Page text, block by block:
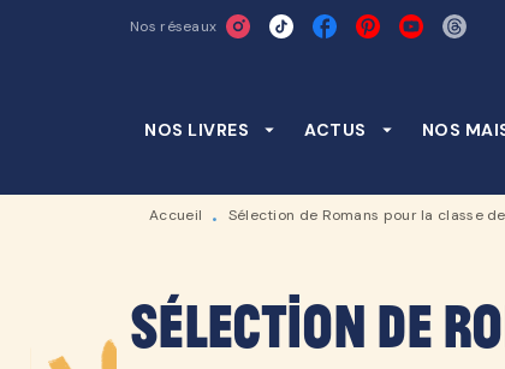
RECHERCHE
Nos réseaux
NOS LIVRES arrow_drop_down ACTUS arrow_drop_down NOS
Accueil • Sélection de Romans pour la classe
Sélection de